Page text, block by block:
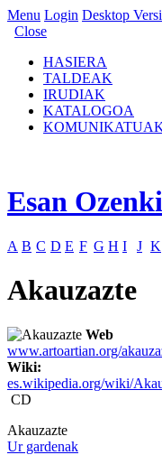
Menu Login Desktop
Close
HASIERA
TALDEAK
IRUDIAK
KATALOGOA
Esan
A B C D E F G H I J K
Akauzazte
Web
www.artoartian.org/
Wiki:
es.wikipedia.org/wiki/
CD
Akauzazte
Ur gardenak